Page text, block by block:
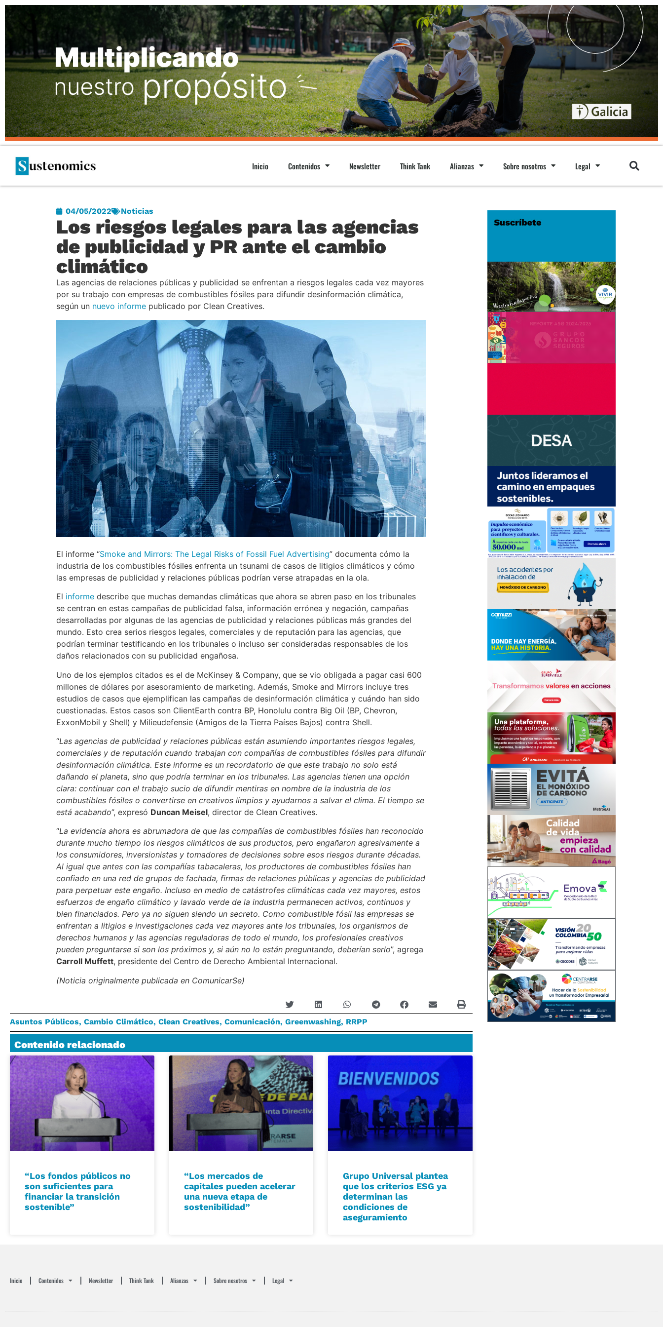
Inicio Contenidos Newsletter Think Tank Alianzas Sobre nosotros Legal
04/05/2022 Noticias
Los riesgos legales para las agencias
de publicidad y PR ante el cambio
climático
Las agencias de relaciones públicas y publicidad se enfrentan a riesgos legales cada vez mayores
por su trabajo con empresas de combustibles fósiles para difundir desinformación climática,
según un nuevo informe publicado por Clean Creatives.
El informe “Smoke and Mirrors: The Legal Risks of Fossil Fuel Advertising” documenta cómo la
industria de los combustibles fósiles enfrenta un tsunami de casos de litigios climáticos y cómo
las empresas de publicidad y relaciones públicas podrían verse atrapadas en la ola.
El informe describe que muchas demandas climáticas que ahora se abren paso en los tribunales
se centran en estas campañas de publicidad falsa, información errónea y negación, campañas
desarrolladas por algunas de las agencias de publicidad y relaciones públicas más grandes del
mundo. Esto crea serios riesgos legales, comerciales y de reputación para las agencias, que
podrían terminar testificando en los tribunales o incluso ser consideradas responsables de los
daños relacionados con su publicidad engañosa.
Uno de los ejemplos citados es el de McKinsey & Company, que se vio obligada a pagar casi 600
millones de dólares por asesoramiento de marketing. Además, Smoke and Mirrors incluye tres
estudios de casos que ejemplifican las campañas de desinformación climática y cuándo han sido
cuestionadas. Estos casos son ClientEarth contra BP, Honolulu contra Big Oil (BP, Chevron,
ExxonMobil y Shell) y Milieudefensie (Amigos de la Tierra Países Bajos) contra Shell.
“Las agencias de publicidad y relaciones públicas están asumiendo importantes riesgos legales,
comerciales y de reputación cuando trabajan con compañías de combustibles fósiles para difundir
desinformación climática. Este informe es un recordatorio de que este trabajo no solo está
dañando el planeta, sino que podría terminar en los tribunales. Las agencias tienen una opción
clara: continuar con el trabajo sucio de difundir mentiras en nombre de la industria de los
combustibles fósiles o convertirse en creativos limpios y ayudarnos a salvar el clima. El tiempo se
está acabando”, expresó Duncan Meisel, director de Clean Creatives.
“La evidencia ahora es abrumadora de que las compañías de combustibles fósiles han reconocido
durante mucho tiempo los riesgos climáticos de sus productos, pero engañaron agresivamente a
los consumidores, inversionistas y tomadores de decisiones sobre esos riesgos durante décadas.
Al igual que antes con las compañías tabacaleras, los productores de combustibles fósiles han
confiado en una red de grupos de fachada, firmas de relaciones públicas y agencias de publicidad
para perpetuar este engaño. Incluso en medio de catástrofes climáticas cada vez mayores, estos
esfuerzos de engaño climático y lavado verde de la industria permanecen activos, continuos y
bien financiados. Pero ya no siguen siendo un secreto. Como combustible fósil las empresas se
enfrentan a litigios e investigaciones cada vez mayores ante los tribunales, los organismos de
derechos humanos y las agencias reguladoras de todo el mundo, los profesionales creativos
pueden preguntarse si son los próximos y, si aún no lo están preguntando, deberían serlo”, agrega
Carroll Muffett, presidente del Centro de Derecho Ambiental Internacional.
(Noticia originalmente publicada en ComunicarSe)
Asuntos Públicos, Cambio Climático, Clean Creatives, Comunicación, Greenwashing, RRPP
Contenido relacionado
“Los fondos públicos no
son suficientes para
financiar la transición
sostenible”
“Los mercados de
capitales pueden acelerar
una nueva etapa de
sostenibilidad”
Grupo Universal plantea
que los criterios ESG ya
determinan las
condiciones de
aseguramiento
Inicio Contenidos Newsletter Think Tank Alianzas Sobre nosotros Legal